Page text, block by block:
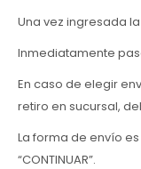
Una vez ingresada
Inmediatamente
En caso de elegir
retiro en sucursal,
La forma de envío
“CONTINUAR”.